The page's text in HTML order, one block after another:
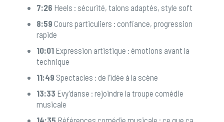
7:26 Heels : sécurité, talons adaptés, style soft
8:59 Cours particuliers : confiance, progression
rapide
10:01 Expression artistique : émotions avant la
technique
11:49 Spectacles : de l’idée à la scène
13:33 Evy’danse : rejoindre la troupe comédie
musicale
14:35 Références comédie musicale : ce que ça